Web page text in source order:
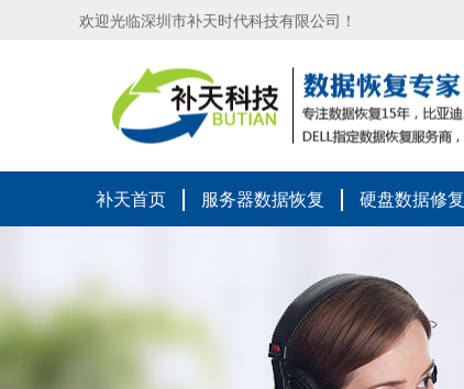
欢迎光临深圳市补天时代科技有限公司！
补天首页 服务器数据恢复 硬盘数据修复